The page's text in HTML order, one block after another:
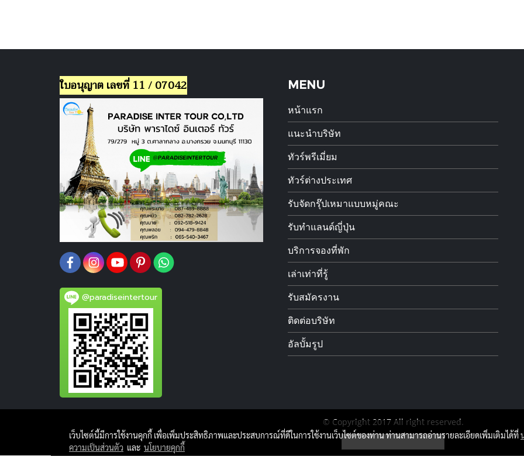
ใบอนุญาต เลขที่ 11 / 07042
@paradiseintertour
MENU
หน้าแรก
แนะนำบริษัท
ทัวร์พรีเมี่ยม
ทัวร์ต่างประเทศ
รับจัดกรุ๊ปเหมาแบบหมู่คณะ
รับทำแลนด์ญี่ปุ่น
บริการจองที่พัก
เล่าเท่าที่รู้
รับสมัครงาน
ติดต่อบริษัท
อัลบั้มรูป
© Copyright 2017 All right reserved.
ผู้เข้าชมวันนี้
6,256
เว็บไซต์นี้มีการใช้งานคุกกี้ เพื่อเพิ่มประสิทธิภาพและประสบการณ์ที่ดีในการใช้งานเว็บไซต์ของท่าน ท่านสามารถอ่านรายละเอียดเพิ่มเติมได้ที่
ความเป็นส่วนตัว และ นโยบายคุกกี้